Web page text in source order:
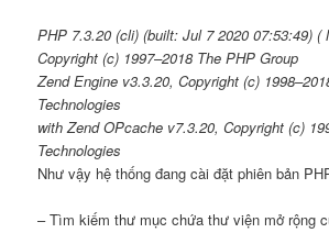
PHP 7.3.20 (cli) (built: Jul 7 2020 07:53:49) (
Copyright (c) 1997–2018 The PHP Group
Zend Engine v3.3.20,Copyright (c) 1998–
Technologies
with Zend OPcache v7.3.20,Copyright (c)
Technologies
Như vậy hệ thống đang cài đặt phiên bản
– Tìm kiếm thư mục chứa thư viện mở rộng